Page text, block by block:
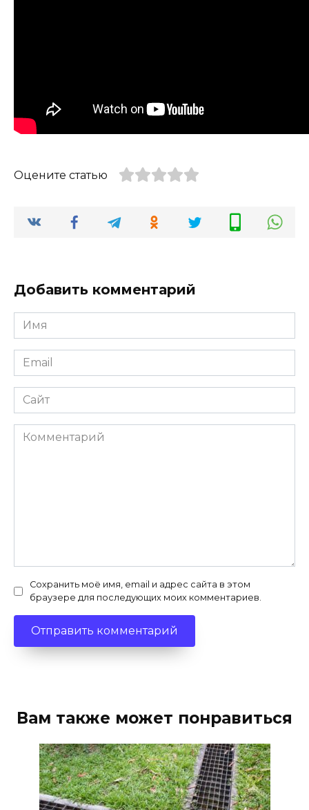
Оцените статью
Добавить комментарий
Имя
*
Email
*
Сайт
Комментарий
Сохранить моё имя, email и адрес сайта в этом
браузере для последующих моих комментариев.
Вам также может понравиться